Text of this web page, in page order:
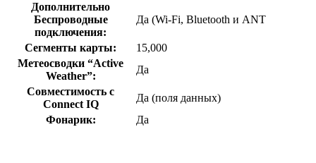
Дополнительно
Беспроводные
подключения:
Да (Wi-Fi, Bluetooth и ANT
Сегменты карты:
15,000
Метеосводки “Active
Weather”:
Да
Совместимость с
Connect IQ
Да (поля данных)
Фонарик:
Да